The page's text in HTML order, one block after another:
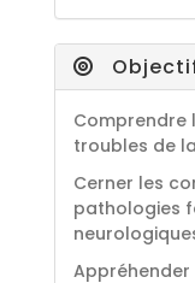
Comprendre
troubles de
Cerner les
pathologies